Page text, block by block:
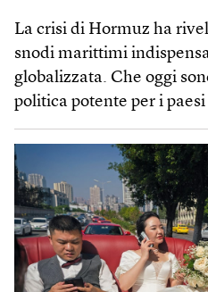
La crisi di Hormuz ha
snodi marittimi
globalizzata. Che oggi
politica potente per i